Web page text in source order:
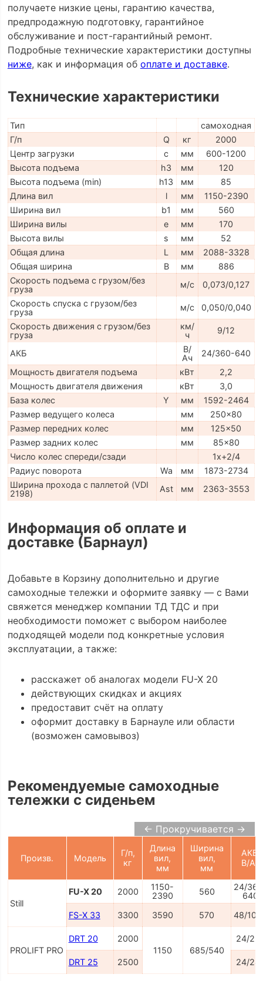
получаете низкие цены, гарантию качества,
предпродажную подготовку, гарантийное
обслуживание и пост-гарантийный ремонт.
Подробные технические характеристики доступны
ниже, как и информация об оплате и доставке.
Технические характеристики
Тип
самоходная
Г/п
Q кг
2000
Центр загрузки
c мм
600-1200
Высота подъема
h3 мм
120
Высота подъема (min)
h13 мм
85
Длина вил
l мм
1150-2390
Ширина вил
b1 мм
560
Ширина вилы
e мм
170
Высота вилы
s мм
52
Общая длина
L мм
2088-3328
Общая ширина
B мм
886
Скорость подъема с грузом/без
груза
м/с
0,073/0,127
Скорость спуска с грузом/без
груза
м/с
0,050/0,040
Скорость движения с грузом/без
груза
км/
ч
9/12
АКБ
В/
Ач
24/360-640
Мощность двигателя подъема
кВт
2,2
Мощность двигателя движения
кВт
3,0
База колес
Y мм
1592-2464
Размер ведущего колеса
мм
250x80
Размер передних колес
мм
125x50
Размер задних колес
мм
85x80
Число колес спереди/сзади
1x+2/4
Радиус поворота
Wa мм
1873-2734
Ширина прохода с паллетой (VDI
2198)
Ast мм 2363-3553
Информация об оплате и
доставке (Барнаул)
Добавьте в Корзину дополнительно и другие
самоходные тележки и оформите заявку — с Вами
свяжется менеджер компании ТД ТДС и при
необходимости поможет с выбором наиболее
подходящей модели под конкретные условия
эксплуатации, а также:
расскажет об аналогах модели FU-X 20
действующих скидках и акциях
предоставит счёт на оплату
оформит доставку в Барнауле или области
(возможен самовывоз)
Рекомендуемые самоходные
тележки с сиденьем
← Прокручивается →
Произв. Модель
Г/п,
кг
Длина
вил,
мм
Ширина
вил,
мм
АКБ,
В/Ач
Still
FU-X 20 2000
1150-
2390
560
24/
640
FS-X 33
3300 3590 570 48/
PROLIFT PRO
DRT 20
2000
1150
685/540
24/
DRT 25 2500 24/